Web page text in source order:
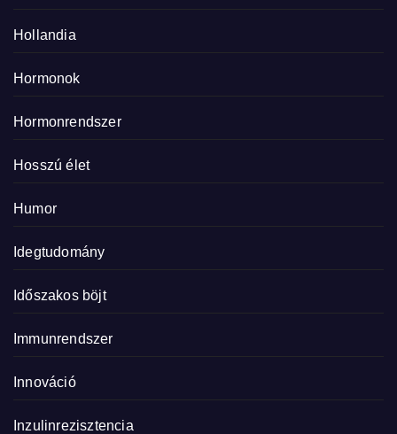
Hollandia
Hormonok
Hormonrendszer
Hosszú élet
Humor
Idegtudomány
Időszakos böjt
Immunrendszer
Innováció
Inzulinrezisztencia